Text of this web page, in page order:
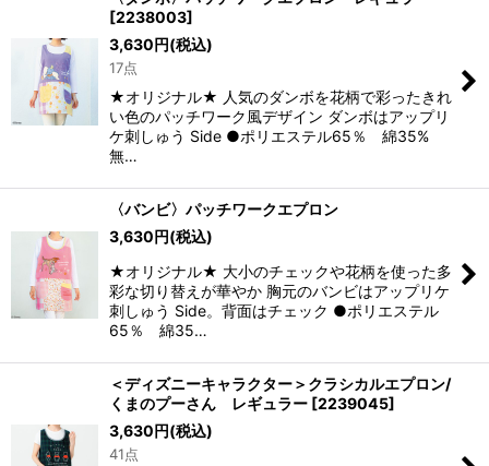
[2238003]
3,630円(税込)
17点
★オリジナル★ 人気のダンボを花柄で彩ったきれ
い色のパッチワーク風デザイン ダンボはアップリ
ケ刺しゅう Side ●ポリエステル65％ 綿35%
無…
〈バンビ〉パッチワークエプロン
3,630円(税込)
★オリジナル★ 大小のチェックや花柄を使った多
彩な切り替えが華やか 胸元のバンビはアップリケ
刺しゅう Side。背面はチェック ●ポリエステル
65％ 綿35…
＜ディズニーキャラクター＞クラシカルエプロン/
くまのプーさん レギュラー [2239045]
3,630円(税込)
41点